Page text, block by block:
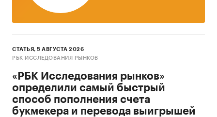
СТАТЬЯ, 5 АВГУСТА 2026
РБК ИССЛЕДОВАНИЯ РЫНКОВ
«РБК Исследования рынков»
определили самый быстрый
способ пополнения счета
букмекера и перевода выигрышей